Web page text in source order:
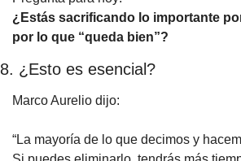
¿Estás sacrificando lo importante
por lo que “queda bien”?
8. ¿Esto es esencial?
Marco Aurelio dijo:
“La mayoría de lo que decimos y